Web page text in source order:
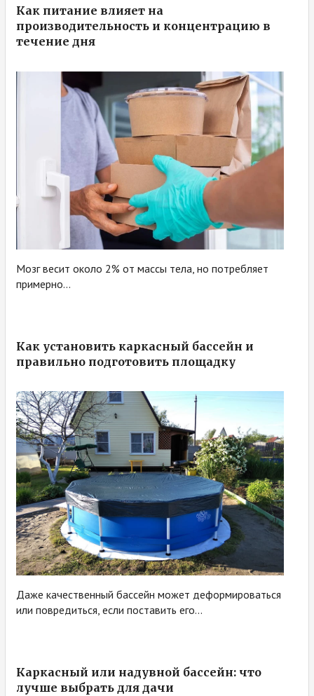
Как питание влияет на
производительность и концентрацию в
течение дня
Мозг весит около 2% от массы тела, но потребляет
примерно...
Как установить каркасный бассейн и
правильно подготовить площадку
Даже качественный бассейн может деформироваться
или повредиться, если поставить его...
Каркасный или надувной бассейн: что
лучше выбрать для дачи